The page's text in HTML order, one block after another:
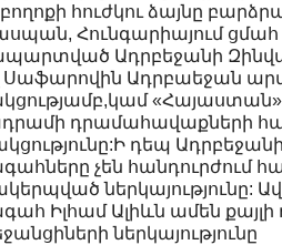
բողոքի հուժկու ձայնը
Հունգարիայում
Ադրբեջանի
Սաֆարովին Ադրբաեջան
դրամահավաքների
դեպ
չեն հանդուրժում
ներկայությունը:
Իլհամ Ալիևն ամեն քայլի
ներկայությունը